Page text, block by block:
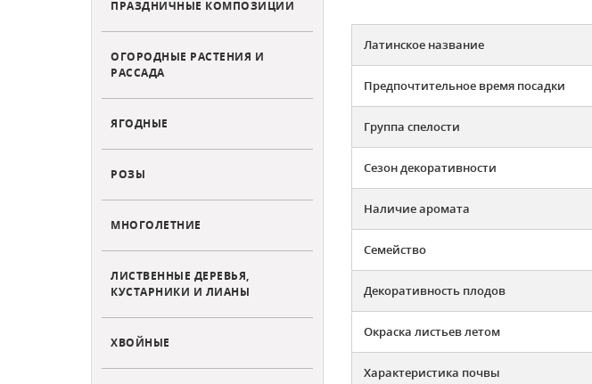
ПРАЗДНИЧНЫЕ КОМПОЗИЦИИ
ОГОРОДНЫЕ РАСТЕНИЯ И
РАССАДА
ЯГОДНЫЕ
РОЗЫ
МНОГОЛЕТНИЕ
ЛИСТВЕННЫЕ ДЕРЕВЬЯ,
КУСТАРНИКИ И ЛИАНЫ
ХВОЙНЫЕ
Латинское название
Предпочтительное время посадки
Группа спелости
Сезон декоративности
Наличие аромата
Семейство
Декоративность плодов
Окраска листьев летом
Характеристика почвы